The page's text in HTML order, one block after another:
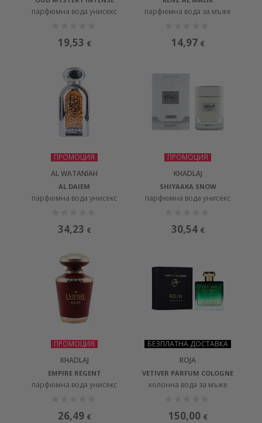
парфюмна вода унисекс
19,53 €
парфюмна вода за мъже
14,97 €
ПРОМОЦИЯ
AL WATANIAH
AL DAIEM
парфюмна вода унисекс
34,23 €
ПРОМОЦИЯ
KHADLAJ
SHIYAAKA SNOW
парфюмна вода унисекс
30,54 €
ПРОМОЦИЯ
KHADLAJ
EMPIRE REGENT
парфюмна вода унисекс
26,49 €
БЕЗПЛАТНА ДОСТАВКА
ROJA
VETIVER PARFUM COLOGNE
колонна вода за мъже
150,00 €